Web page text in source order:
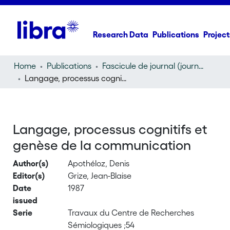
Research Data Publications
Home Publications
Fascicule de journal (journal)
Langage, processus cognitifs et genèse de la communication
Langage, processus cognitifs et
genèse de la communication
Author(s)
Apothéloz, Denis
Editor(s)
Grize, Jean-Blaise
Date
issued
1987
Serie
Travaux du Centre de Recherches
Sémiologiques ;54